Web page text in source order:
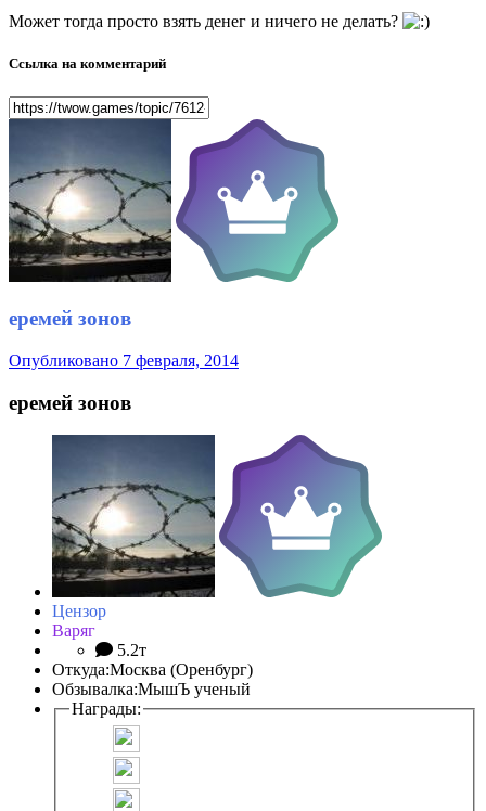
Может тогда просто взять денег и ничего не делать?
Ссылка на комментарий
еремей зонов
Опубликовано 7 февраля, 2014
еремей зонов
Цензор
Варяг
5.2т
Откуда:Москва (Оренбург)
Обзывалка:МышЪ ученый
Награды: